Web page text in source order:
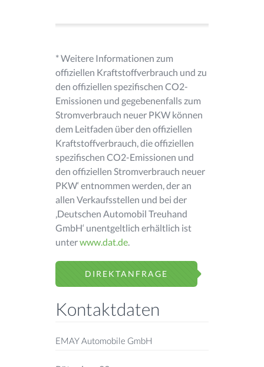
* Weitere Informationen zum
offiziellen Kraftstoffverbrauch und zu
den offiziellen spezifischen CO2-
Emissionen und gegebenenfalls zum
Stromverbrauch neuer PKW können
dem Leitfaden über den offiziellen
Kraftstoffverbrauch, die offiziellen
spezifischen CO2-Emissionen und
den offiziellen Stromverbrauch neuer
PKW‘ entnommen werden, der an
allen Verkaufsstellen und bei der
‚Deutschen Automobil Treuhand
GmbH‘ unentgeltlich erhältlich ist
unterwww.dat.de.
DIREKTANFRAGE
Kontaktdaten
EMAY Automobile GmbH